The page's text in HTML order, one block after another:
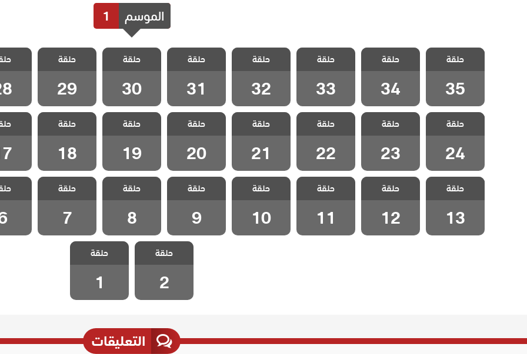
الموسم 1
مسلسل الخليفة
الحلقة 35
والاخيرة
حلقة
35
مسلسل الخليفة
الحلقة 34
حلقة
34
مسلسل الخليفة
الحلقة 33
حلقة
33
مسلسل الخليفة
الحلقة 32
حلقة
32
مسلسل الخليفة
الحلقة 31
حلقة
31
مسلسل الخليفة
الحلقة 30
حلقة
30
مسلسل الخليفة
الحلقة 29
حلقة
29
مسلسل
مسلسل الخليفة
الحلقة 24
حلقة
24
مسلسل الخليفة
الحلقة 23
حلقة
23
مسلسل الخليفة
الحلقة 22
حلقة
22
مسلسل الخليفة
الحلقة 21
حلقة
21
مسلسل الخليفة
الحلقة 20
حلقة
20
مسلسل الخليفة
الحلقة 19
حلقة
19
مسلسل الخليفة
الحلقة 18
حلقة
18
مسلسل
مسلسل الخليفة
الحلقة 13
حلقة
13
مسلسل الخليفة
الحلقة 12
حلقة
12
مسلسل الخليفة
الحلقة 11
حلقة
11
مسلسل الخليفة
الحلقة 10
حلقة
10
مسلسل الخليفة
الحلقة 9
حلقة
9
مسلسل الخليفة
الحلقة 8
حلقة
8
مسلسل الخليفة
الحلقة 7
حلقة
7
مسلسل
مسلسل الخليفة
الحلقة 2
حلقة
2
مسلسل الخليفة
الحلقة 1
حلقة
1
التعليقات